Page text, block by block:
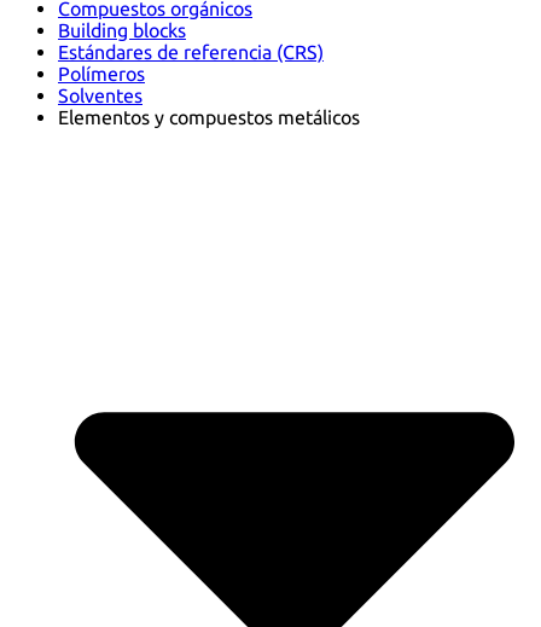
Compuestos orgánicos
Building blocks
Estándares de referencia (CRS)
Polímeros
Solventes
Elementos y compuestos metálicos